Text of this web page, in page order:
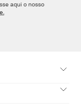
aqui o nosso